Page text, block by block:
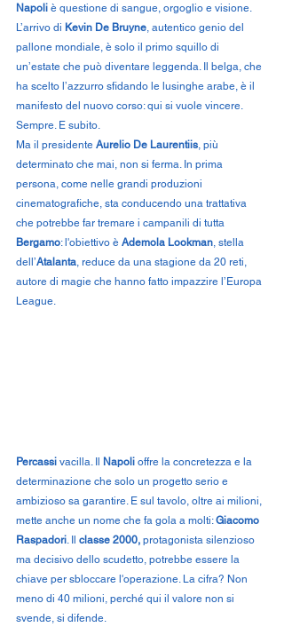
Napoli è questione di sangue, orgoglio e visione.
L’arrivo di Kevin De Bruyne , autentico genio del
pallone mondiale, è solo il primo squillo di
un’estate che può diventare leggenda. Il belga, che
ha scelto l’azzurro sfidando le lusinghe arabe, è il
manifesto del nuovo corso: qui si vuole vincere.
Sempre. E subito.
Ma il presidente Aurelio De Laurentiis , più
determinato che mai, non si ferma. In prima
persona, come nelle grandi produzioni
cinematografiche, sta conducendo una trattativa
che potrebbe far tremare i campanili di tutta
Bergamo: l'obiettivo è Ademola Lookman , stella
dell’Atalanta , reduce da una stagione da 20 reti,
autore di magie che hanno fatto impazzire l’Europa
League.
Percassi vacilla. Il Napoli offre la concretezza e la
determinazione che solo un progetto serio e
ambizioso sa garantire. E sul tavolo, oltre ai milioni,
mette anche un nome che fa gola a molti: Giacomo
Raspadori. Il classe 2000, protagonista silenzioso
ma decisivo dello scudetto, potrebbe essere la
chiave per sbloccare l'operazione. La cifra? Non
meno di 40 milioni, perché qui il valore non si
svende, si difende.